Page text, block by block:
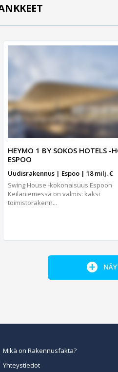
HEYMO 1 BY SOKOS HOTELS -
ESPOO
Uudisrakennus | Espoo | 18 milj. €
Swing House -kokonaisuus Espoon
Keilaniemessä on valmis: kaksi
toimistorakenn...
Mikä on Rakennusfakta?
Yhteystiedot